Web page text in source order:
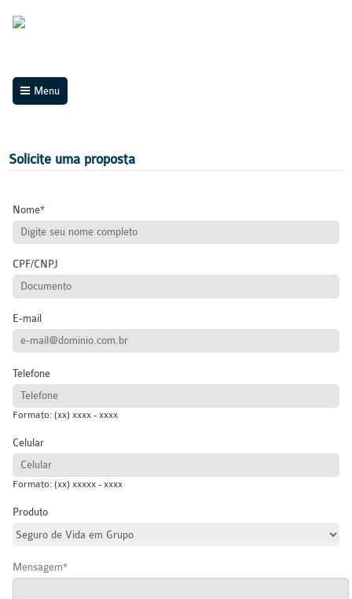
Menu
Solicite uma proposta
Nome
CPF/CNPJ
E-mail
Telefone
Formato: (xx) xxxx - xxxx
Celular
Formato: (xx) xxxxx - xxxx
Produto
Mensagem